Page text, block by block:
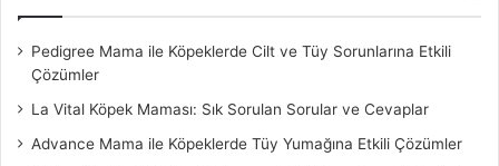
Pedigree Mama ile Köpeklerde Cilt ve Tüy Sorunlarına Etkili
Çözümler
La Vital Köpek Maması: Sık Sorulan Sorular ve Cevaplar
Advance Mama ile Köpeklerde Tüy Yumağına Etkili Çözümler